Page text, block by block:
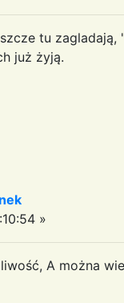
tu zagladają,
już żyją.
»
A można